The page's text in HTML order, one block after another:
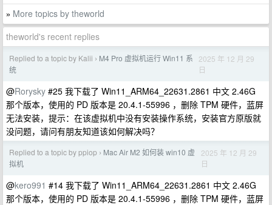
» More topics by theworld
theworld's recent replies
Replied to a topic by Kalii › M4 Pro 虚拟机运行 Win11 系
统
2025 年 12 月 29
日
@Rorysky #25 我下载了 Win11_ARM64_22631.2861 中文 2.46G
那个版本，使用的 PD 版本是 20.4.1-55996 ，删除 TPM 硬件，蓝屏
无法安装，提示：在该虚拟机中没有安装操作系统，安装官方原版就
没问题，请问有朋友知道该如何解决吗？
Replied to a topic by ppiop › Mac Air M2 如何装 win10 虚
拟机
2025 年 12 月 29
日
@kero991 #14 我下载了 Win11_ARM64_22631.2861 中文 2.46G
那个版本，使用的 PD 版本是 20.4.1-55996 ，删除 TPM 硬件，蓝屏